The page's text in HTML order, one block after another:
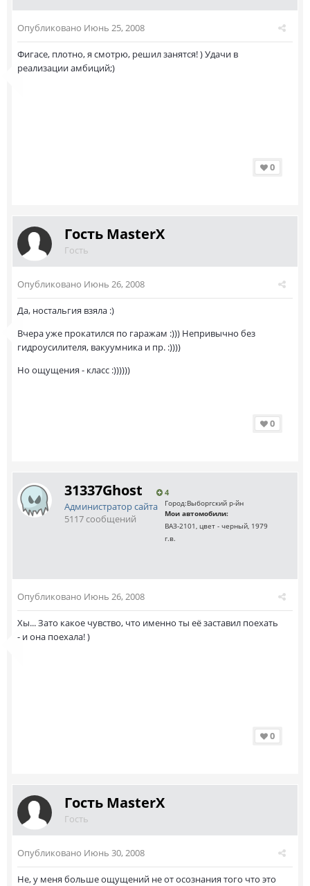
Опубликовано Июнь 25, 2008
Фигасе, плотно, я смотрю, решил занятся! ) Удачи в
реализации амбиций;)
0
Гость MasterX
Гость
Опубликовано Июнь 26, 2008
Да, ностальгия взяла :)
Вчера уже прокатился по гаражам :))) Непривычно без
гидроусилителя, вакуумника и пр. :))))
Но ощущения - класс :))))))
0
31337Ghost 4
Администратор сайта
5117 сообщений
Город:Выборгский р-йн
Мои автомобили:
ВАЗ-2101, цвет - черный, 1979
г.в.
Опубликовано Июнь 26, 2008
Хы... Зато какое чувство, что именно ты её заставил поехать
- и она поехала! )
0
Гость MasterX
Гость
Опубликовано Июнь 30, 2008
Не, у меня больше ощущений не от осознания того что это